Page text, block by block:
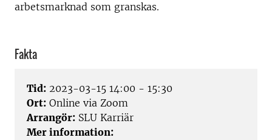
arbetsmarknad som granskas.
Fakta
Tid: 2023-03-15 14:00 - 15:30
Ort: Online via Zoom
Arrangör: SLU Karriär
Mer information: